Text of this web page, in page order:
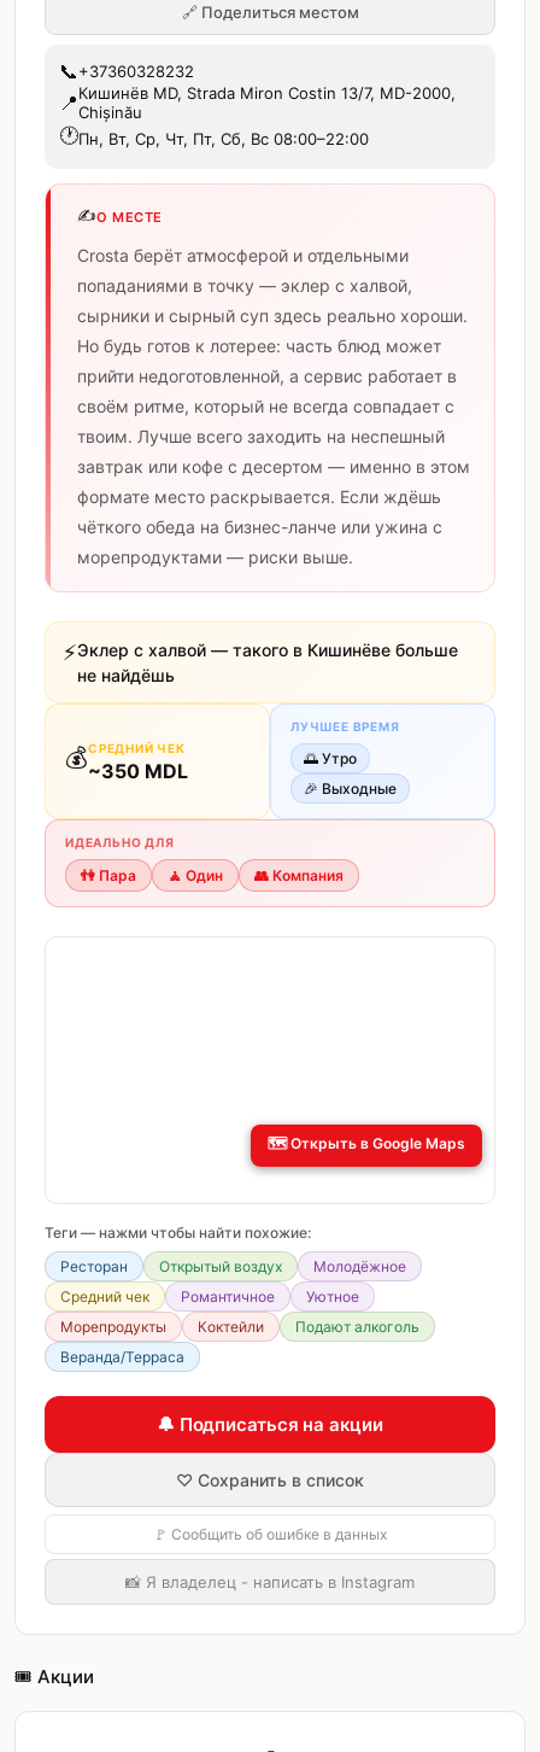
🔗 Поделиться местом
📞+37360328232
📍Кишинёв MD, Strada Miron Costin 13/7, MD-2000,
Chișinău
🕐Пн, Вт, Ср, Чт, Пт, Сб, Вс 08:00–22:00
✍️О МЕСТЕ
Crosta берёт атмосферой и отдельными
попаданиями в точку — эклер с халвой,
сырники и сырный суп здесь реально хороши.
Но будь готов к лотерее: часть блюд может
прийти недоготовленной, а сервис работает в
своём ритме, который не всегда совпадает с
твоим. Лучше всего заходить на неспешный
завтрак или кофе с десертом — именно в этом
формате место раскрывается. Если ждёшь
чёткого обеда на бизнес-ланче или ужина с
морепродуктами — риски выше.
⚡Эклер с халвой — такого в Кишинёве больше
не найдёшь
💰СРЕДНИЙ ЧЕК
~350 MDL
ЛУЧШЕЕ ВРЕМЯ
🌅 Утро
🎉 Выходные
ИДЕАЛЬНО ДЛЯ
👫 Пара 🧘 Один 👥 Компания
🗺️Открыть в Google Maps
Теги — нажми чтобы найти похожие:
Ресторан
Открытый воздух
Молодёжное
Средний чек
Романтичное
Уютное
Морепродукты
Коктейли
Подают алкоголь
Веранда/Терраса
🔔 Подписаться на акции
♡ Сохранить в список
🚩 Сообщить об ошибке в данных
📸 Я владелец - написать в Instagram
🎟️ Акции